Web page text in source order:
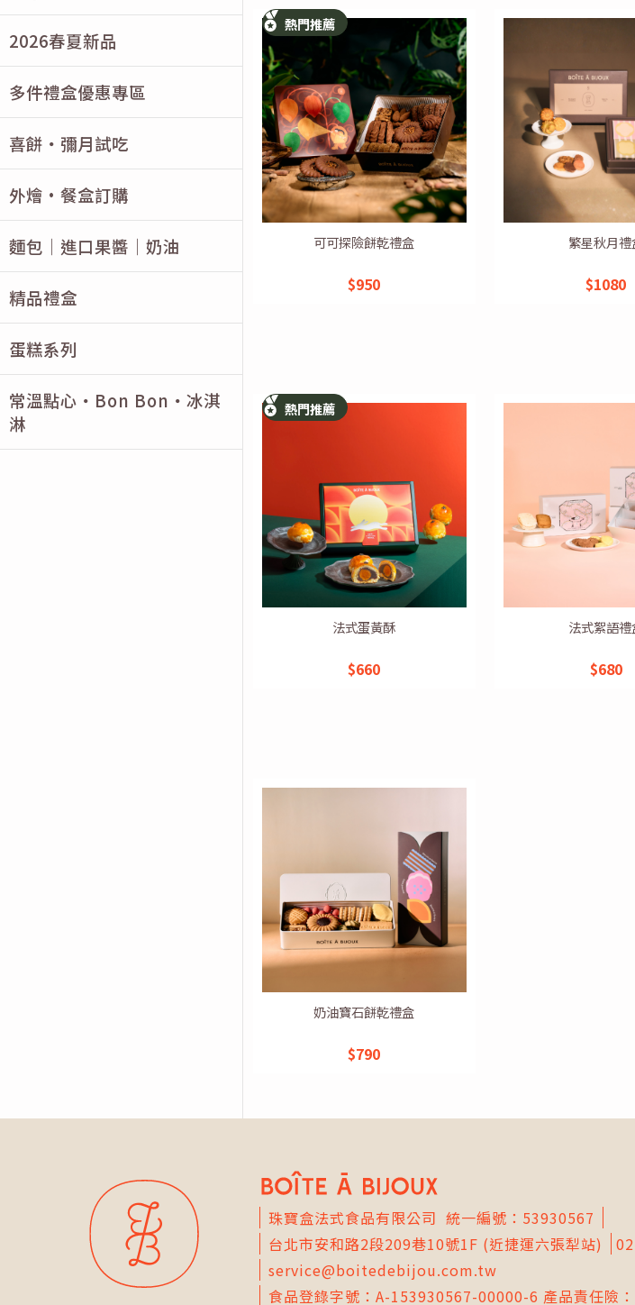
2026春夏新品
多件禮盒優惠專區
喜餅・彌月試吃
外燴·餐盒訂購
麵包｜進口果醬｜奶油
精品禮盒
蛋糕系列
常溫點心・Bon Bon・冰淇
淋
熱門推薦
可可探險餅乾禮盒
$950
繁星秋月禮
$1080
熱門推薦
法式蛋黃酥
$660
法式絮語禮
$680
奶油寶石餅乾禮盒
$790
珠寶盒法式食品有限公司 統一編號：53930567
台北市安和路2段209巷10號1F (近捷運六張犁站)
service@boitedebijou.com.tw
食品登錄字號：A-153930567-00000-6 產品責任險